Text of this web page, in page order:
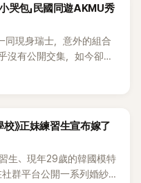
哭包」民國同遊AKMU秀
同現身瑞士，意外的組合
沒有公開交集，如今卻一
「他們到底是怎麼認識
》正妹練習生宣布嫁了
生、現年29歲的韓國模特
社群平台公開一系列婚紗